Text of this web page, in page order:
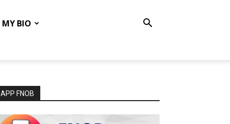
MY BIO
APP FNOB